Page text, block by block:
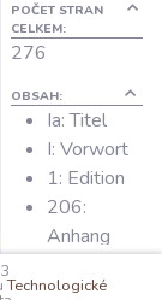
POČET STRAN
CELKEM:
276
OBSAH:
Ia: Titel
I: Vorwort
1: Edition
206:
Anhang
Anmerkungen
Technologické